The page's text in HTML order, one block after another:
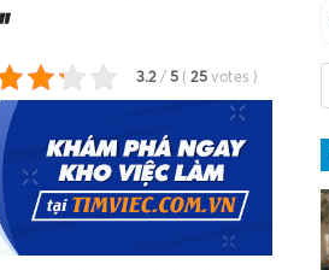
3.2 / 5 ( 25 votes )